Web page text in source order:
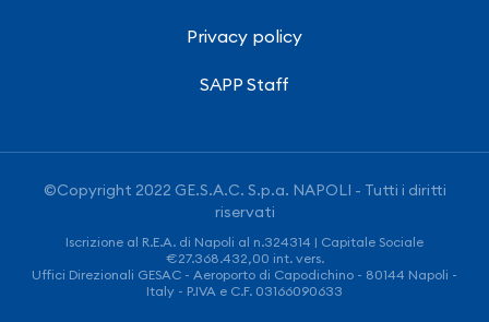
Privacy policy
SAPP Staff
©Copyright 2022 GE.S.A.C. S.p.a. NAPOLI - Tutti i diritti
riservati
Iscrizione al R.E.A. di Napoli al n.324314 | Capitale Sociale
€27.368.432,00 int. vers.
Uffici Direzionali GESAC - Aeroporto di Capodichino - 80144 Napoli -
Italy - P.IVA e C.F. 03166090633